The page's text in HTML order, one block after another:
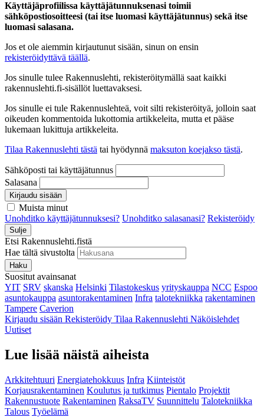
Käyttäjäprofiilissa käyttäjätunnuksenasi toimii
sähköpostiosoitteesi (tai itse luomasi käyttäjätunnus) sekä itse
luomasi salasana.
Jos et ole aiemmin kirjautunut sisään, sinun on ensin
rekisteröidyttävä täällä.
Jos sinulle tulee Rakennuslehti, rekisteröitymällä saat kaikki
rakennuslehti.fi-sisällöt luettavaksesi.
Jos sinulle ei tule Rakennuslehteä, voit silti rekisteröityä, jolloin saat
oikeuden kommentoida lukottomia artikkeleita, mutta et pääse
lukemaan lukittuja artikkeleita.
Tilaa Rakennuslehti tästä tai hyödynnä maksuton koejakso tästä.
Sähköposti tai käyttäjätunnus
Salasana
Kirjaudu sisään
Muista minut
Unohditko käyttäjätunnuksesi? Unohditko salasanasi? Rekisteröidy
Sulje
Etsi Rakennuslehti.fistä
Hae tältä sivustolta
Haku
Suositut avainsanat
YIT SRV skanska Helsinki Tilastokeskus yrityskauppa NCC Espoo
asuntokauppa asuntorakentaminen Infra talotekniikka rakentaminen
Tampere Caverion
Kirjaudu sisään Rekisteröidy Tilaa Rakennuslehti Näköislehdet
Uutiset
Lue lisää näistä aiheista
Arkkitehtuuri Energiatehokkuus Infra Kiinteistöt
Korjausrakentaminen Koulutus ja tutkimus Pientalo Projektit
Rakennustuote Rakentaminen RaksaTV Suunnittelu Talotekniikka
Talous Työelämä